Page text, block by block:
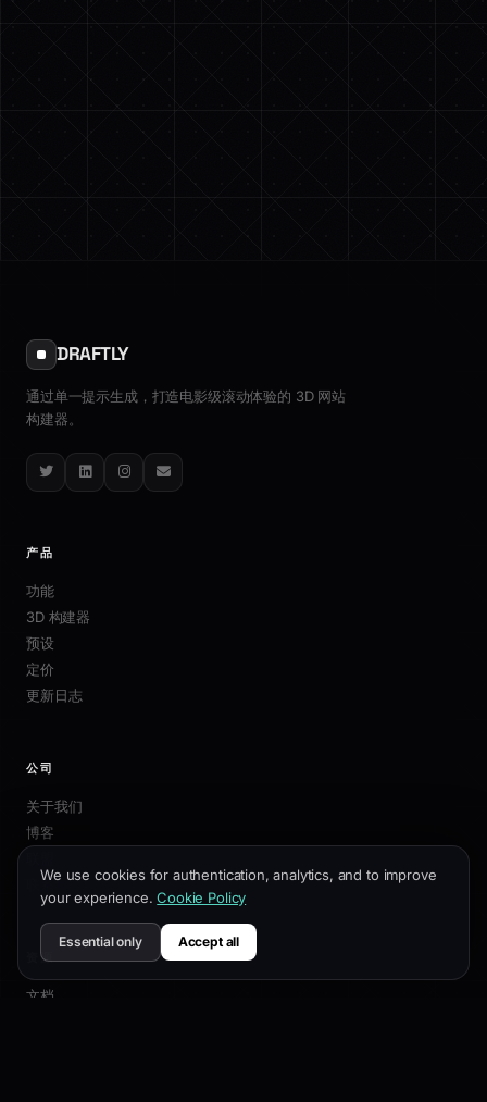
DRAFTLY
通过单一提示生成，打造电影级滚动体验的 3D 网站
构建器。
TwitterLinkedInInstagram
Email
产品
功能
3D 构建器
预设
定价
更新日志
公司
关于我们
博客
联系我们
资源
文档
We use cookies for authentication, analytics, and to improve
your experience. Cookie Policy
Essential only Accept all